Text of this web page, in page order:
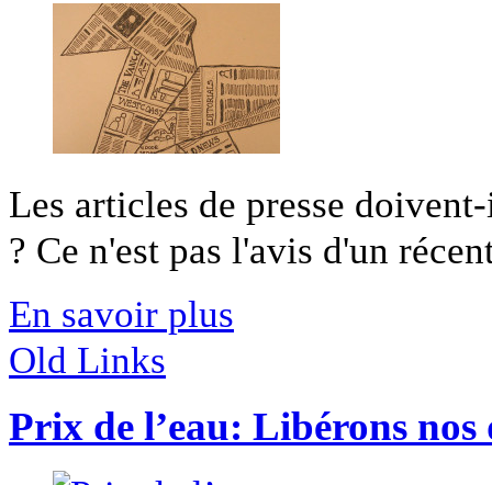
Les articles de presse
? Ce n'est pas l'avis d'un
En savoir plus
Old Links
Prix de l’eau: Libérons nos